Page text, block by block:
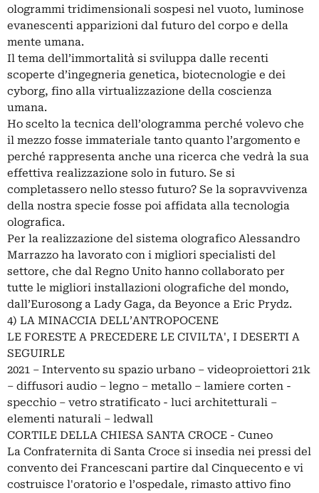
ologrammi tridimensionali sospesi nel vuoto, luminose
evanescenti apparizioni dal futuro del corpo e della
mente umana.
Il tema dell’immortalità si sviluppa dalle recenti
scoperte d’ingegneria genetica, biotecnologie e dei
cyborg, fino alla virtualizzazione della coscienza
umana.
Ho scelto la tecnica dell’ologramma perché volevo che
il mezzo fosse immateriale tanto quanto l’argomento e
perché rappresenta anche una ricerca che vedrà la sua
effettiva realizzazione solo in futuro. Se si
completassero nello stesso futuro? Se la sopravvivenza
della nostra specie fosse poi affidata alla tecnologia
olografica.
Per la realizzazione del sistema olografico Alessandro
Marrazzo ha lavorato con i migliori specialisti del
settore, che dal Regno Unito hanno collaborato per
tutte le migliori installazioni olografiche del mondo,
dall’Eurosong a Lady Gaga, da Beyonce a Eric Prydz.
4) LA MINACCIA DELL’ANTROPOCENE
LE FORESTE A PRECEDERE LE CIVILTA', I DESERTI A
SEGUIRLE
2021 – Intervento su spazio urbano – videoproiettori 21k
– diffusori audio – legno – metallo – lamiere corten -
specchio – vetro stratificato - luci architetturali –
elementi naturali – ledwall
CORTILE DELLA CHIESA SANTA CROCE - Cuneo
La Confraternita di Santa Croce si insedia nei pressi del
convento dei Francescani partire dal Cinquecento e vi
costruisce l'oratorio e l’ospedale, rimasto attivo fino